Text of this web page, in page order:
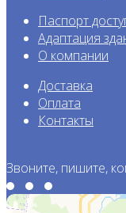
Паспорт
Адаптация
О компании
Доставка
Оплата
Контакты
Звоните, пишите,